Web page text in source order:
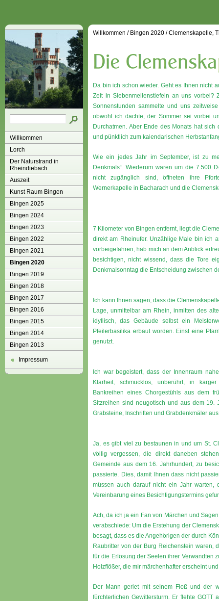
Willkommen
Lorch
Der Naturstrand in
Rheindiebach
Auszeit
Kunst Raum Bingen
Bingen 2025
Bingen 2024
Bingen 2023
Bingen 2022
Bingen 2021
Bingen 2020
Bingen 2019
Bingen 2018
Bingen 2017
Bingen 2016
Bingen 2015
Bingen 2014
Bingen 2013
Impressum
Willkommen / Bingen 2020 /Clemenskapelle,
Da bin ich schon wieder. Geht es Ihnen nicht
Zeit in Siebenmeilenstiefeln an uns vorbei?
Sonnenstunden sammelte und uns
obwohl ich dachte, der Sommer sei vorbei
Durchatmen. Aber Ende des Monats hat
und pünktlich zum kalendarischen
Wie ein jedes Jahr im September, ist zu
Denkmals“. Wiederum waren um die 7.500
nicht zugänglich sind, öffneten ihre
Wernerkapelle in Bacharach und die
7 Kilometer von Bingen entfernt, liegt die
direkt am Rheinufer. Unzählige Male bin ich
vorbeigefahren, hab mich an dem Anblick
besichtigen, nicht wissend, dass die Tore
Denkmalsonntag die Entscheidung zwischen
Ich kann Ihnen sagen, dass die
Lage, unmittelbar am Rhein, inmitten des
idyllisch, das Gebäude selbst ein
Pfeilerbasilika erbaut worden. Einst eine
genutzt.
Ich war begeistert, dass der Innenraum
Klarheit, schmucklos, unberührt, in
Bankreihen eines Chorgestühls aus dem
Sitzreihen sind neugotisch und aus dem 19.
Grabsteine, Inschriften und Grabdenkmäler
Ja, es gibt viel zu bestaunen in und um St.
völlig vergessen, die direkt daneben
Gemeinde aus dem 16. Jahrhundert, zu
passierte. Dies, damit Ihnen dass nicht
müssen auch darauf nicht ein Jahr warten,
Vereinbarung eines Besichtigungstermins
Ach, da ich ja ein Fan von Märchen und
verabschiede: Um die Erstehung der
besagt, dass es die Angehörigen der durch
Raubritter von der Burg Reichenstein waren,
für die Erlösung der Seelen ihrer Verwandten
Holzflößer, die mir märchenhafter erscheint
Der Mann geriet mit seinem Floß und der
fürchterlichen Gewittersturm. Er flehte